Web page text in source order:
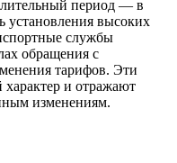
период — в
установления высоких
службы
обращения с
тарифов. Эти
и отражают
изменениям.